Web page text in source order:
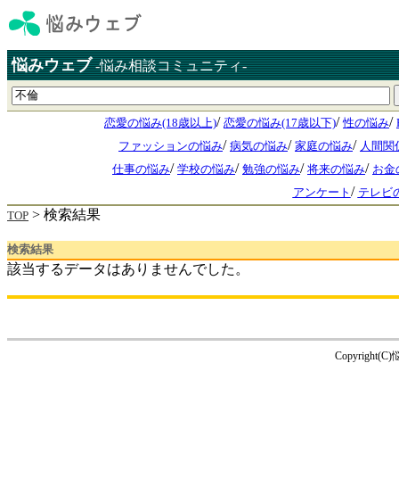
悩みウェブ -悩み相談コミュニティ-
恋愛の悩み(18歳以上)/ 恋愛の悩み(17歳以下)/性の悩み/
ファッションの悩み/ 病気の悩み/ 家庭の悩み/ 人間関
仕事の悩み/ 学校の悩み/ 勉強の悩み/ 将来の悩み/ お金
アンケート / テレビ
TOP > 検索結果
検索結果
該当するデータはありませんでした。
Copyright(C)